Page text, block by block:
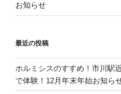
お知らせ
最近の投稿
ホルミシスのすすめ！市川駅
で体験！12月年末年始お知ら